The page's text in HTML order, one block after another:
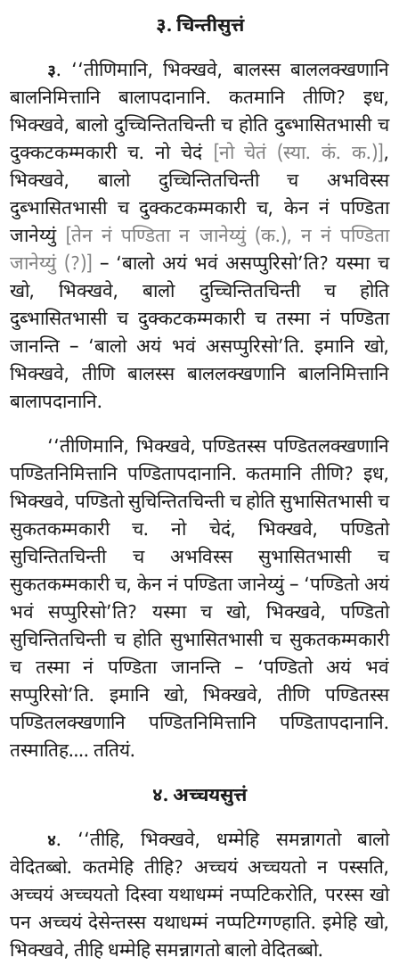
३. चिन्तीसुत्तं
३. ‘‘तीणिमानि, भिक्खवे, बालस्स बाललक्खणानि
बालनिमित्तानि बालापदानानि. कतमानि तीणि? इध,
भिक्खवे, बालो दुच्चिन्तितचिन्ती च होति दुब्भासितभासी च
दुक्कटकम्मकारी च. नो चेदं [नो चेतं (स्या. कं. क.)],
भिक्खवे, बालो दुच्चिन्तितचिन्ती च अभविस्स
दुब्भासितभासी च दुक्कटकम्मकारी च, केन नं पण्डिता
जानेय्युं [तेन नं पण्डिता न जानेय्युं (क.), न नं पण्डिता
जानेय्युं (?)] – ‘बालो अयं भवं असप्पुरिसो’ति? यस्मा च
खो, भिक्खवे, बालो दुच्चिन्तितचिन्ती च होति
दुब्भासितभासी च दुक्कटकम्मकारी च तस्मा नं पण्डिता
जानन्ति – ‘बालो अयं भवं असप्पुरिसो’ति. इमानि खो,
भिक्खवे, तीणि बालस्स बाललक्खणानि बालनिमित्तानि
बालापदानानि.
‘‘तीणिमानि, भिक्खवे, पण्डितस्स पण्डितलक्खणानि
पण्डितनिमित्तानि पण्डितापदानानि. कतमानि तीणि? इध,
भिक्खवे, पण्डितो सुचिन्तितचिन्ती च होति सुभासितभासी च
सुकतकम्मकारी च. नो चेदं, भिक्खवे, पण्डितो
सुचिन्तितचिन्ती च अभविस्स सुभासितभासी च
सुकतकम्मकारी च, केन नं पण्डिता जानेय्युं – ‘पण्डितो अयं
भवं सप्पुरिसो’ति? यस्मा च खो, भिक्खवे, पण्डितो
सुचिन्तितचिन्ती च होति सुभासितभासी च सुकतकम्मकारी
च तस्मा नं पण्डिता जानन्ति – ‘पण्डितो अयं भवं
सप्पुरिसो’ति. इमानि खो, भिक्खवे, तीणि पण्डितस्स
पण्डितलक्खणानि पण्डितनिमित्तानि पण्डितापदानानि.
तस्मातिह…. ततियं.
४. अच्चयसुत्तं
४. ‘‘तीहि, भिक्खवे, धम्मेहि समन्नागतो बालो
वेदितब्बो. कतमेहि तीहि? अच्चयं अच्चयतो न पस्सति,
अच्चयं अच्चयतो दिस्वा यथाधम्मं नप्पटिकरोति, परस्स खो
पन अच्चयं देसेन्तस्स यथाधम्मं नप्पटिग्गण्हाति. इमेहि खो,
भिक्खवे, तीहि धम्मेहि समन्नागतो बालो वेदितब्बो.